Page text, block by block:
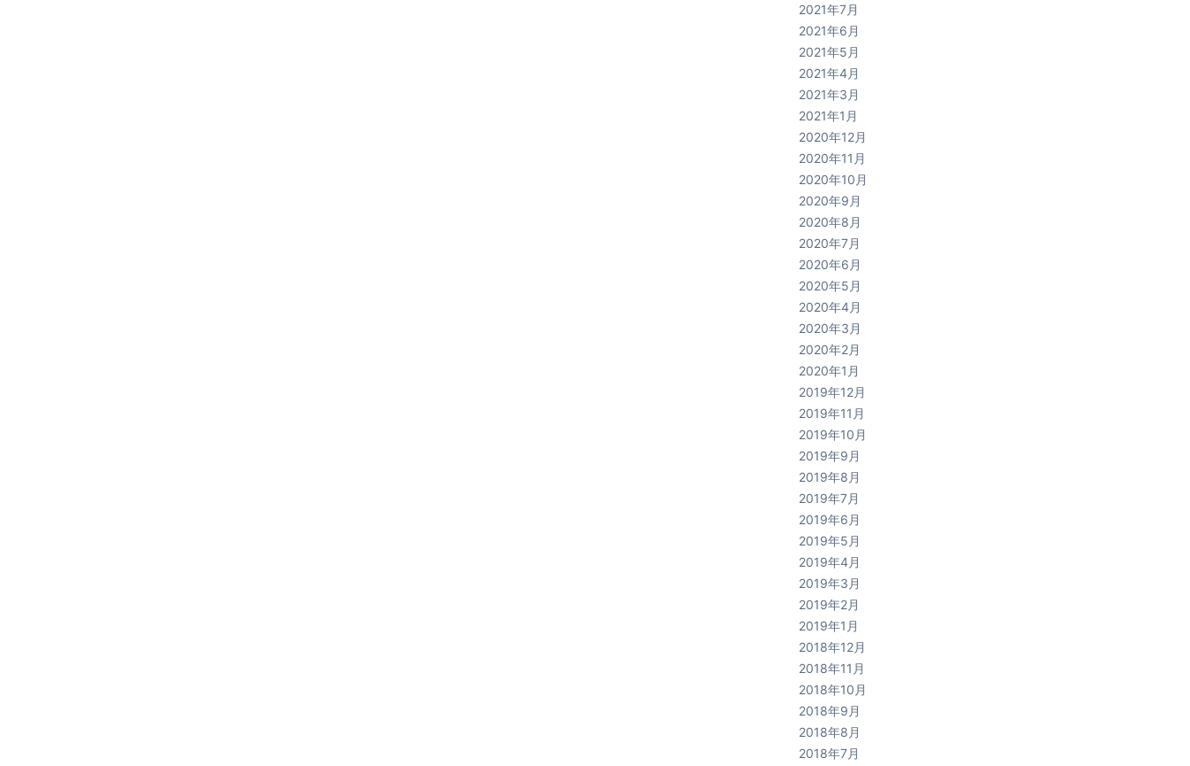
2021年7月
2021年6月
2021年5月
2021年4月
2021年3月
2021年1月
2020年12月
2020年11月
2020年10月
2020年9月
2020年8月
2020年7月
2020年6月
2020年5月
2020年4月
2020年3月
2020年2月
2020年1月
2019年12月
2019年11月
2019年10月
2019年9月
2019年8月
2019年7月
2019年6月
2019年5月
2019年4月
2019年3月
2019年2月
2019年1月
2018年12月
2018年11月
2018年10月
2018年9月
2018年8月
2018年7月